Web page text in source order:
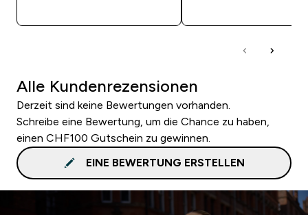
Alle Kundenrezensionen
Derzeit sind keine Bewertungen vorhanden.
Schreibe eine Bewertung, um die Chance zu haben,
einen CHF100 Gutschein zu gewinnen.
EINE BEWERTUNG ERSTELLEN